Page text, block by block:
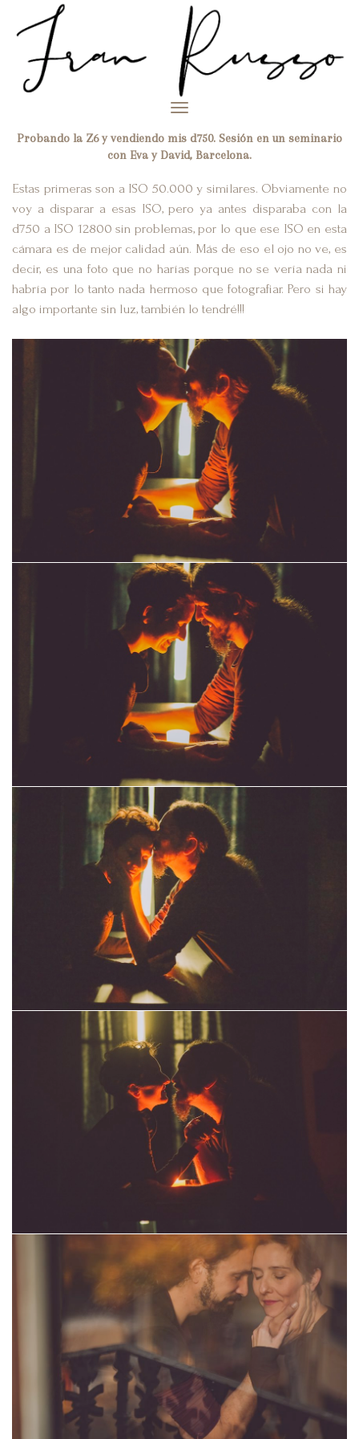
Toggle
Probando la Z6 y vendiendo mis d750. Sesión en un seminario
con Eva y David, Barcelona.
Estas primeras son a ISO 50.000 y similares. Obviamente no
voy a disparar a esas ISO, pero ya antes disparaba con la
d750 a ISO 12800 sin problemas, por lo que ese ISO en esta
cámara es de mejor calidad aún. Más de eso el ojo no ve, es
decir, es una foto que no harías porque no se vería nada ni
habría por lo tanto nada hermoso que fotografiar. Pero si hay
algo importante sin luz, también lo tendré!!!